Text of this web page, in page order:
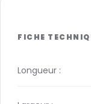
Longueur :